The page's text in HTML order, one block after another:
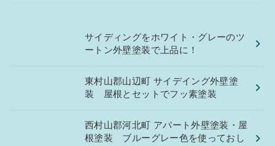
サイディングをホワイト・グレーのツ
ートン外壁塗装で上品に！
東村山郡山辺町 サイデイング外壁塗
装 屋根とセットでフッ素塗装
西村山郡河北町 アパート外壁塗装・屋
根塗装 ブルーグレー色を使っておし